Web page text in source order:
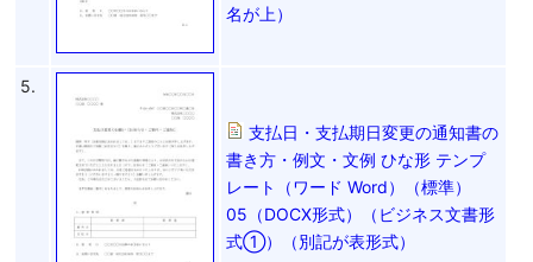
名が上）
5.
支払日・支払期日変更の通知書の
書き方・例文・文例 ひな形 テンプ
レート（ワード Word）（標準）
05（DOCX形式）（ビジネス文書形
式①）（別記が表形式）